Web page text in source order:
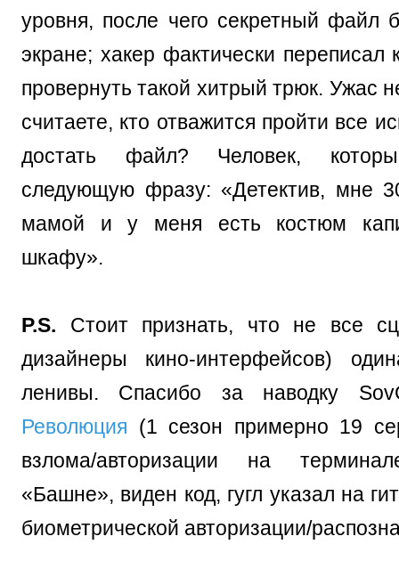
уровня, после чего секретный файл
экране; хакер фактически переписал
провернуть такой хитрый трюк. Ужас
считаете, кто отважится пройти все
достать файл? Человек,
следующую фразу: «Детектив, мне
мамой и у меня есть костюм
шкафу».
P.S. Стоит признать, что не все
дизайнеры кино-интерфейсов)
ленивы. Спасибо за наводку
Революция (1 сезон примерно 19
взлома/авторизации на
«Башне», виден код, гугл указал на
биометрической авторизации/